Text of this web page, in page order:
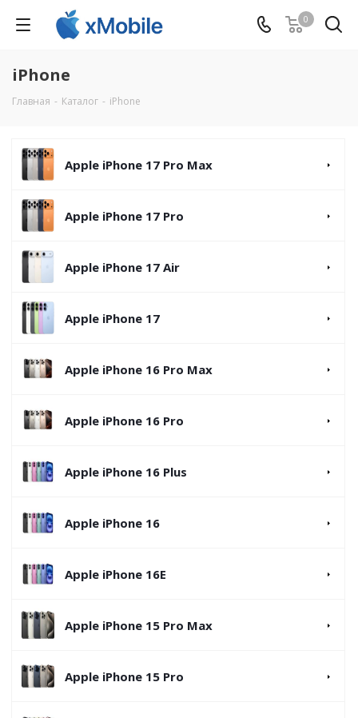
0
iPhone
Главная - Каталог - iPhone
Apple iPhone 17 Pro Max
Apple iPhone 17 Pro
Apple iPhone 17 Air
Apple iPhone 17
Apple iPhone 16 Pro Max
Apple iPhone 16 Pro
Apple iPhone 16 Plus
Apple iPhone 16
Apple iPhone 16E
Apple iPhone 15 Pro Max
Apple iPhone 15 Pro